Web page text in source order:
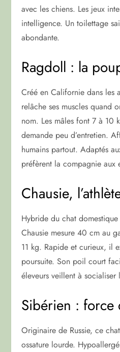
avec les chiens. Les jeux
intelligence. Un toilettage
abondante.
Ragdoll : la
Créé en Californie dans les
relâche ses muscles quand
nom. Les mâles font 7 à 10
demande peu d’entretien.
humains partout. Adaptés
préfèrent la compagnie aux
Chausie,
Hybride du chat
Chausie mesure 40 cm au
11 kg. Rapide et curieux, il
poursuite. Son poil court
éleveurs veillent à socialiser
Sibérien : force
Originaire de Russie, ce
ossature lourde.